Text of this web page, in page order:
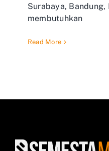
Surabaya, Bandung,
membutuhkan
Read More